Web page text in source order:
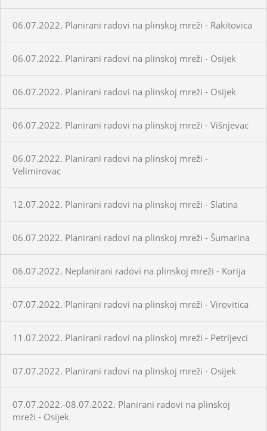
06.07.2022. Planirani radovi na plinskoj mreži - Rakitovica
06.07.2022. Planirani radovi na plinskoj mreži - Osijek
06.07.2022. Planirani radovi na plinskoj mreži - Osijek
06.07.2022. Planirani radovi na plinskoj mreži - Višnjevac
06.07.2022. Planirani radovi na plinskoj mreži -
Velimirovac
12.07.2022. Planirani radovi na plinskoj mreži - Slatina
06.07.2022. Planirani radovi na plinskoj mreži - Šumarina
06.07.2022. Neplanirani radovi na plinskoj mreži - Korija
07.07.2022. Planirani radovi na plinskoj mreži - Virovitica
11.07.2022. Planirani radovi na plinskoj mreži - Petrijevci
07.07.2022. Planirani radovi na plinskoj mreži - Osijek
07.07.2022.-08.07.2022. Planirani radovi na plinskoj
mreži - Osijek